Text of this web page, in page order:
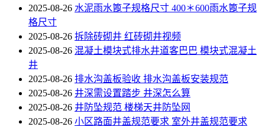
2025-08-26 水泥雨水篦子规格尺寸 400＊600雨水篦子规
格尺寸
2025-08-26 拆除砖砌井 红砖砌井视频
2025-08-26 混凝土模块式排水井道客巴巴 模块式混凝土
井
2025-08-26 排水沟盖板验收 排水沟盖板安装规范
2025-08-26 井深需设置踏步 井深怎么算
2025-08-26 井防坠规范 楼梯天井防坠网
2025-08-26 小区路面井盖规范要求 室外井盖规范要求